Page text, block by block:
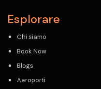
Esplorare
Chi siamo
Book Now
Blogs
Aeroporti